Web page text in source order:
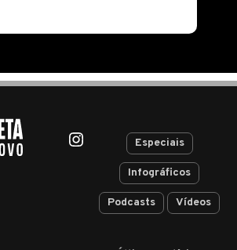
Especiais
Infográficos
Podcasts Vídeos